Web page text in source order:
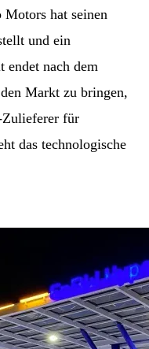
Motors hat seinen
und ein
endet nach dem
Markt zu bringen,
Zulieferer für
das technologische